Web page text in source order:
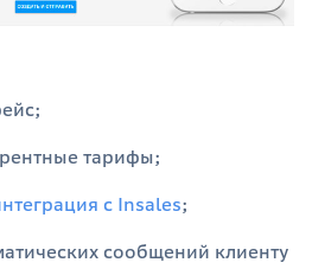
тарифы;
с Insales;
сообщений клиенту